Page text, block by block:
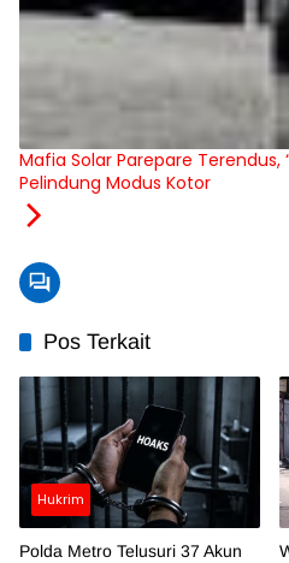
Mafia Solar Parepare Terendus,
Pelindung Modus Kotor
Pos Terkait
Hukrim
Polda Metro Telusuri 37 Akun